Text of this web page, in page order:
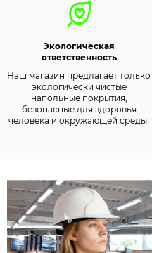
Экологическая
ответственность
Наш магазин предлагает только
экологически чистые
напольные покрытия,
безопасные для здоровья
человека и окружающей среды.